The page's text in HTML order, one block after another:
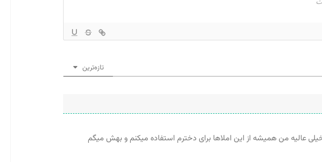
تازه‌ترین
عالیه من همیشه از این املاها برای دخترم استفاده میکنم و بهش میگم